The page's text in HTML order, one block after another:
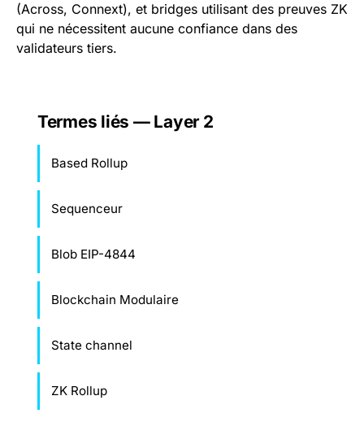
(Across, Connext), et bridges utilisant des preuves ZK
qui ne nécessitent aucune confiance dans des
validateurs tiers.
Termes liés — Layer 2
Based Rollup
Sequenceur
Blob EIP-4844
Blockchain Modulaire
State channel
ZK Rollup